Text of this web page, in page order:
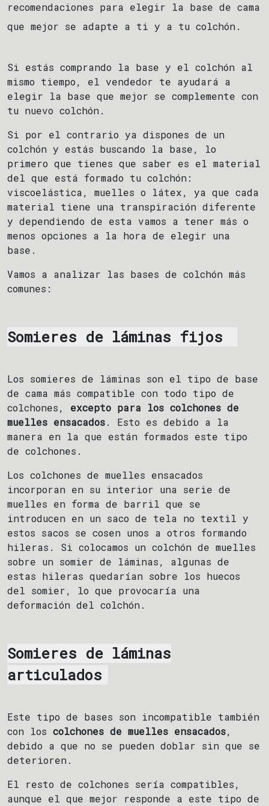
recomendaciones para elegir la base de cama
que mejor se adapte a ti y a tu colchón.
Si estás comprando la base y el colchón al
mismo tiempo, el vendedor te ayudará a
elegir la base que mejor se complemente con
tu nuevo colchón.
Si por el contrario ya dispones de un
colchón y estás buscando la base, lo
primero que tienes que saber es el material
del que está formado tu colchón:
viscoelástica, muelles o látex, ya que cada
material tiene una transpiración diferente
y dependiendo de esta vamos a tener más o
menos opciones a la hora de elegir una
base.
Vamos a analizar las bases de colchón más
comunes:
Somieres de láminas fijos
Los somieres de láminas son el tipo de base
de cama más compatible con todo tipo de
colchones, excepto para los colchones de
muelles ensacados. Esto es debido a la
manera en la que están formados este tipo
de colchones.
Los colchones de muelles ensacados
incorporan en su interior una serie de
muelles en forma de barril que se
introducen en un saco de tela no textil y
estos sacos se cosen unos a otros formando
hileras. Si colocamos un colchón de muelles
sobre un somier de láminas, algunas de
estas hileras quedarían sobre los huecos
del somier, lo que provocaría una
deformación del colchón.
Somieres de láminas
articulados
Este tipo de bases son incompatible también
con los colchones de muelles ensacados,
debido a que no se pueden doblar sin que se
deterioren.
El resto de colchones sería compatibles,
aunque el que mejor responde a este tipo de